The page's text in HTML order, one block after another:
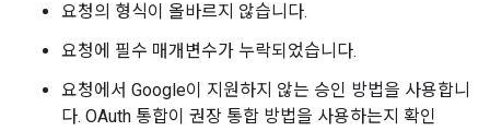
요청의 형식이 올바르지 않습니다.
요청에 필수 매개변수가 누락되었습니다.
요청에서 Google이 지원하지 않는 승인 방법을 사용합니
다. OAuth 통합이 권장 통합 방법을 사용하는지 확인